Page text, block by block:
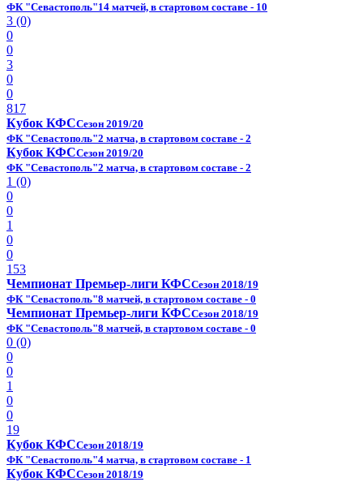
ФК "Севастополь"14 матчей, в стартовом составе - 10
3 (0)
0
0
3
0
0
817
Кубок КФССезон 2019/20
ФК "Севастополь"2 матча, в стартовом составе - 2
Кубок КФССезон 2019/20
ФК "Севастополь"2 матча, в стартовом составе - 2
1 (0)
0
0
1
0
0
153
Чемпионат Премьер-лиги КФССезон 2018/19
ФК "Севастополь"8 матчей, в стартовом составе - 0
Чемпионат Премьер-лиги КФССезон 2018/19
ФК "Севастополь"8 матчей, в стартовом составе - 0
0 (0)
0
0
1
0
0
19
Кубок КФССезон 2018/19
ФК "Севастополь"4 матча, в стартовом составе - 1
Кубок КФССезон 2018/19